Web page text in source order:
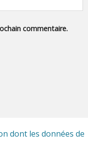
commentaire.
dont les données de